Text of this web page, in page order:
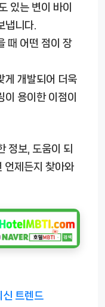
있는 변이 바이
냅니다.
때 어떤 점이 장
게 개발되어 더욱
이 용이한 이점이
정보, 도움이 되
언제든지 찾아와
트렌드